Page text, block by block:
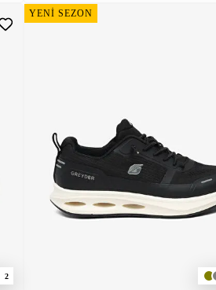
2
YENİ SEZON